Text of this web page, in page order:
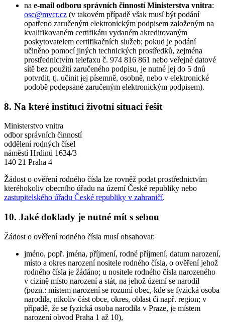
na e-mail odboru správních činností Ministerstva vnitra:
osc@mvcr.cz (v takovém případě však musí být podání
opatřeno zaručeným elektronickým podpisem založeným na
kvalifikovaném certifikátu vydaném akreditovaným
poskytovatelem certifikačních služeb; pokud je podání
učiněno pomocí jiných technických prostředků, zejména
prostřednictvím telefaxu č. 974 816 861 nebo veřejné datové
sítě bez použití zaručeného podpisu, je nutné jej do 5 dnů
potvrdit, tj. učinit jej písemně, osobně, nebo v elektronické
podobě podepsané zaručeným elektronickým podpisem).
8. Na které instituci životní situaci řešit
Ministerstvo vnitra
odbor správních činností
oddělení rodných čísel
náměstí Hrdinů 1634/3
140 21 Praha 4
Žádost o ověření rodného čísla lze rovněž podat prostřednictvím
kteréhokoliv obecního úřadu na území České republiky nebo
zastupitelského úřadu České republiky v zahraničí.
10. Jaké doklady je nutné mít s sebou
Žádost o ověření rodného čísla musí obsahovat:
jméno, popř. jména, příjmení, rodné příjmení, datum narození,
místo a okres narození nositele rodného čísla, o ověření jehož
rodného čísla je žádáno; u nositele rodného čísla narozeného
v cizině místo narození a stát, na jehož území se narodil
(pozn.: místem narození se rozumí obec, kde se fyzická osoba
narodila, nikoliv část obce, okres, oblast či např. region; v
případě, že se fyzická osoba narodila v Praze, je místem
narození obvod Praha 1 až 10),